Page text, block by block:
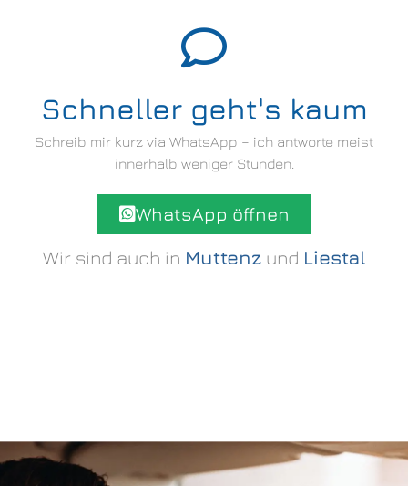
Schneller geht's kaum
Schreib mir kurz via WhatsApp – ich antworte meist
innerhalb weniger Stunden.
WhatsApp öffnen
Wir sind auch in Muttenzund Liestal